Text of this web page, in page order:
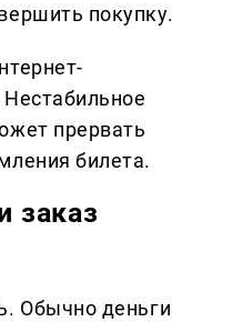
покупку.
прервать
билета.
заказ
Обычно деньги